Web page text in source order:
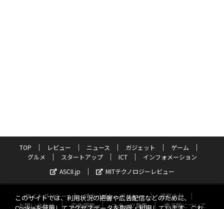
TOP レビュー ニュース ガジェット
ゲーム
グルメ
スタートアップ ICT
インフォメーション
ASCII.jp
MITテクノロジーレビュー
サイトポリシー プライバシーポリシー
運営会社
お問い合わせ
広告掲載 スタッフ募集 電子版について
このサイトでは、利用状況の把握や広告配信などのために、